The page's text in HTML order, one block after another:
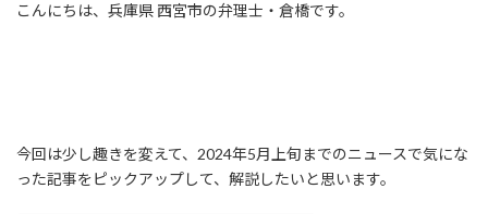
こんにちは、兵庫県 西宮市の弁理士・倉橋です。
今回は少し趣きを変えて、2024年5月上旬までのニュースで気にな
った記事をピックアップして、解説したいと思います。